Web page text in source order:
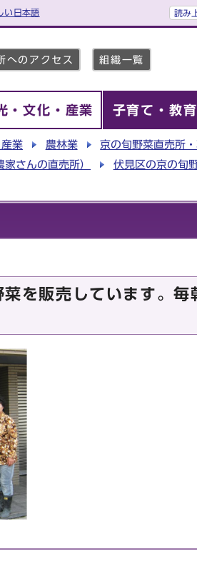
い日本語 読み
へのアクセス 組織一覧
・文化・産業 子育て・教育
業 農林業
京の旬野菜直売所
さんの直売所）
伏見区の京の旬
を販売しています。毎